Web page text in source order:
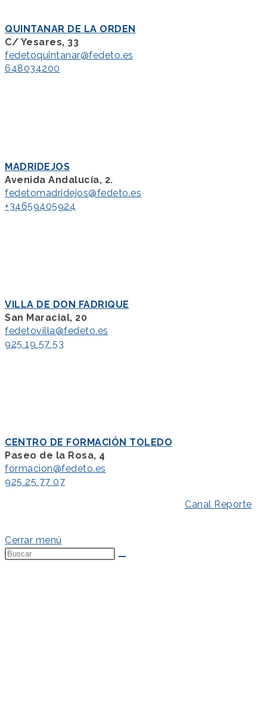
QUINTANAR DE LA ORDEN
C/ Yesares, 33
fedetoquintanar@fedeto.es
648034200
MADRIDEJOS
Avenida Andalucía, 2.
fedetomadridejos@fedeto.es
+34659405924
VILLA DE DON FADRIQUE
San Maracial, 20
fedetovilla@fedeto.es
925 19 57 53
CENTRO DE FORMACIÓN TOLEDO
Paseo de la Rosa, 4
formacion@fedeto.es
925 25 77 07
Canal Reporte
Cerrar menú